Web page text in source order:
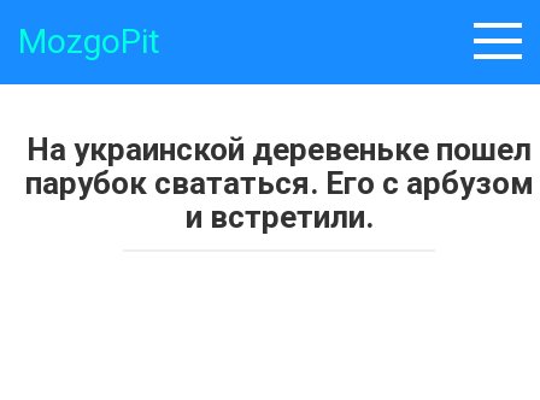
MozgoPit
На украинской деревеньке пошел
парубок свататься. Его с арбузом
и встретили.